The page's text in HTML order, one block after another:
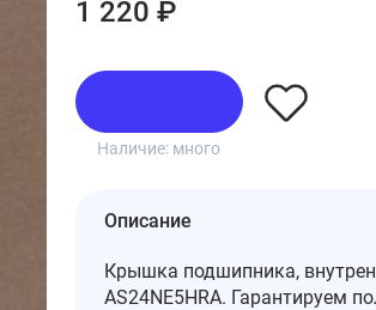
1 220 ₽
Наличие: много
Описание
Крышка подшипника,
AS24NE5HRA. Гарантируем